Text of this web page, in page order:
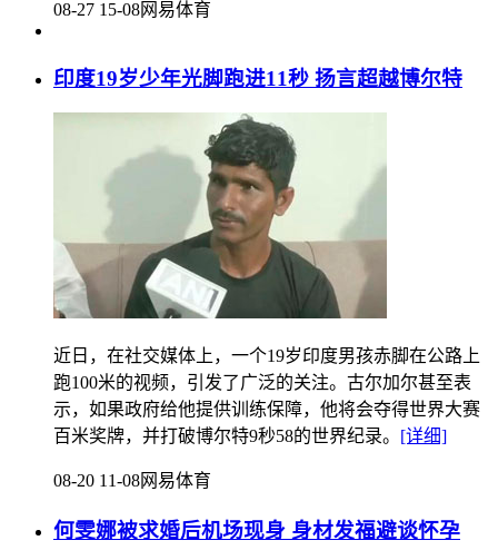
08-27 15-08网易体育
印度19岁少年光脚跑进11秒 扬言超越博尔特
近日，在社交媒体上，一个19岁印度男孩赤脚在公路上
跑100米的视频，引发了广泛的关注。古尔加尔甚至表
示，如果政府给他提供训练保障，他将会夺得世界大赛
百米奖牌，并打破博尔特9秒58的世界纪录。 [详细]
08-20 11-08网易体育
何雯娜被求婚后机场现身 身材发福避谈怀孕